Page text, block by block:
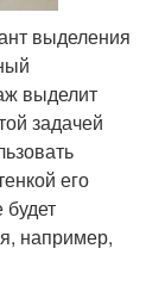
выделения
выделит
задачей
его
будет
например,